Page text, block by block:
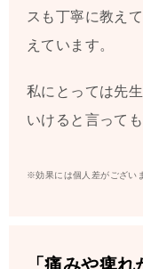
スも丁寧に教え
えています。
私にとっては先
いけると言って
※効果には個人差がござい
「痛みや痺